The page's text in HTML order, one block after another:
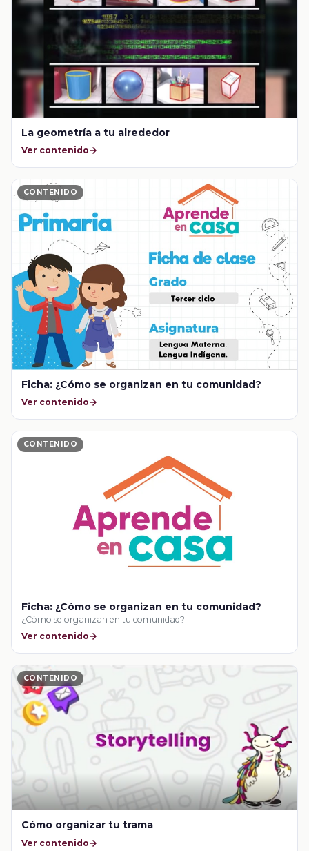
La geometría a tu alrededor
Ver contenido
CONTENIDO
Ficha: ¿Cómo se organizan en tu comunidad?
Ver contenido
CONTENIDO
Ficha: ¿Cómo se organizan en tu comunidad?
¿Cómo se organizan en tu comunidad?
Ver contenido
CONTENIDO
Cómo organizar tu trama
Ver contenido